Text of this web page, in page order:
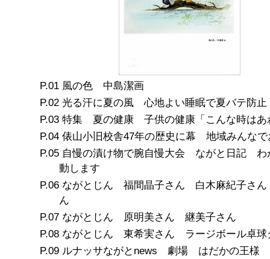
風の色 中島潔画
光る汗に夏の風 心地よい睡眠で夏バテ防止
特集 夏の健康 子供の健康「こんな時はあ
俵山小旧校舎47年の歴史に幕 地域みんなで
自慢の漬け物で腕自慢大会 ながと日記 わ
動します
ながとじん 福間晶子さん 白木麻紀子さ
ん
ながとじん 原明美さん 継美子さん
ながとじん 東希実さん ラージボール卓球
ルナッサながとnews 劇場 はだかの王様